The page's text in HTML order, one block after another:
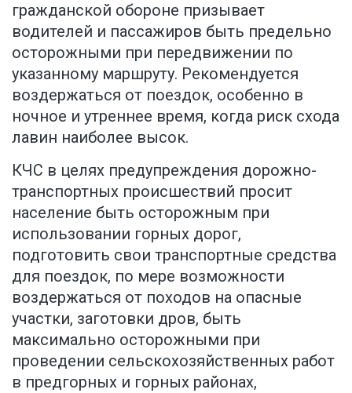
гражданской обороне призывает
водителей и пассажиров быть предельно
осторожными при передвижении по
указанному маршруту. Рекомендуется
воздержаться от поездок, особенно в
ночное и утреннее время, когда риск схода
лавин наиболее высок.
КЧС в целях предупреждения дорожно-
транспортных происшествий просит
население быть осторожным при
использовании горных дорог,
подготовить свои транспортные средства
для поездок, по мере возможности
воздержаться от походов на опасные
участки, заготовки дров, быть
максимально осторожными при
проведении сельскохозяйственных работ
в предгорных и горных районах,